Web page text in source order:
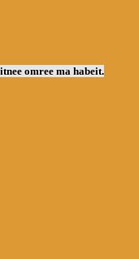
omree ma habeit.